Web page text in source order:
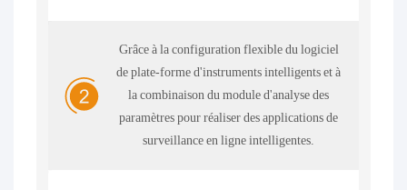
Grâce à la configuration flexible du logiciel
de plate-forme d'instruments intelligents et à
la combinaison du module d'analyse des
paramètres pour réaliser des applications de
surveillance en ligne intelligentes.